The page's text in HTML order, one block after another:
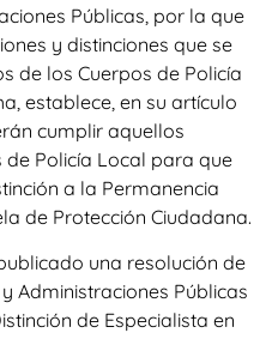
Públicas, por la que
y distinciones que se
de los Cuerpos de Policía
establece, en su artículo
cumplir aquellos
de Policía Local para que
a la Permanencia
de Protección Ciudadana.
una resolución de
Administraciones Públicas
de Especialista en